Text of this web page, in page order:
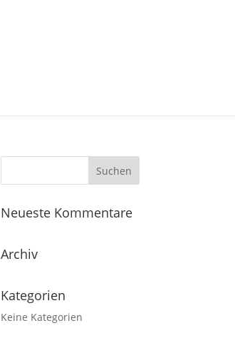
Neueste Kommentare
Archiv
Kategorien
Keine Kategorien